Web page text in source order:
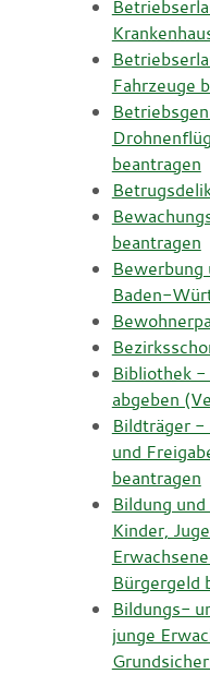
Fahrzeuge
beantragen
beantragen
Bewerbung
Baden-
Bibliothek -
abgeben
Bildträger -
und
beantragen
Bildung
Kinder,
Bürgergeld
Bildungs-
junge